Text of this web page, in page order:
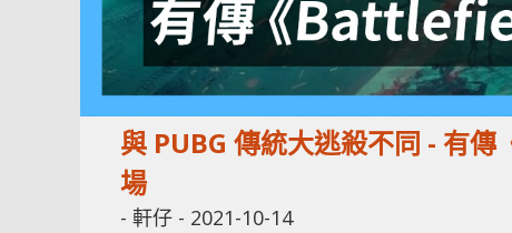
與 PUBG 傳統大逃殺不同 - 有
場
- 軒仔 - 2021-10-14